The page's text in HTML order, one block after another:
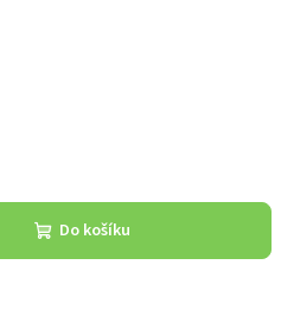
Do košíku